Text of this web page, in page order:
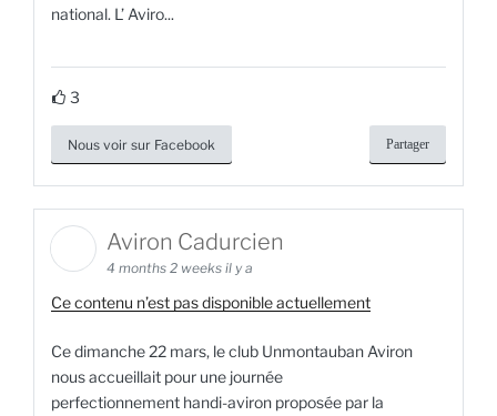
national. L’ Aviro...
3
Nous voir sur Facebook Partager
Aviron Cadurcien
4 months 2 weeks il y a
Ce contenu n’est pas disponible actuellement
Ce dimanche 22 mars, le club Unmontauban Aviron
nous accueillait pour une journée
perfectionnement handi-aviron proposée par la